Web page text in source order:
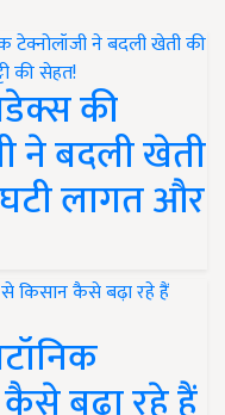
की
ने बदली खेती
लागत और